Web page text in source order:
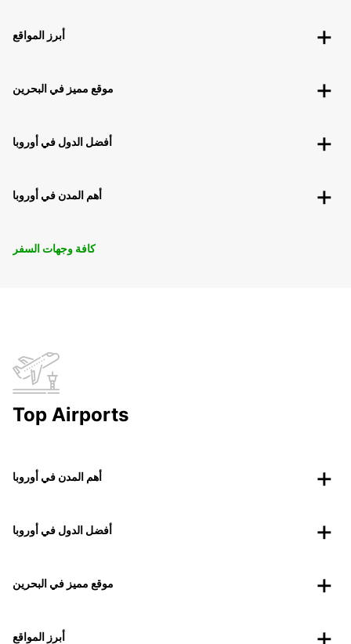
أبرز المواقع
موقع مميز في البحرين
أفضل الدول في أوروبا
أهم المدن في أوروبا
كافة وجهات السفر
Top Airports
أهم المدن في أوروبا
أفضل الدول في أوروبا
موقع مميز في البحرين
أبرز المواقع